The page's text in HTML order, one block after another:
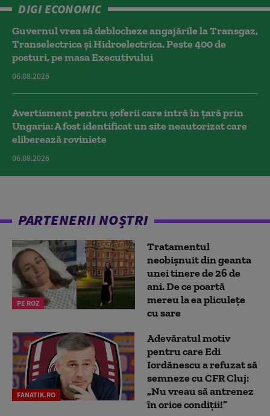
DIGI ECONOMIC
Guvernul vrea să deblocheze angajările la Transgaz,
Transelectrica și Hidroelectrica. Peste 400 de
posturi, pe masa Executivului
06.08.2026
Avertisment pentru șoferii care intră în țară prin
Ungaria: A fost identificat un site neautorizat care
eliberează roviniete
06.08.2026
PARTENERII NOȘTRI
PE ROZ
Tratamentul
neobișnuit din geanta
unei tinere de 26 de
ani. De ce poartă
mereu la ea pliculețe
cu sare
FANATIK.RO
Adevăratul motiv
pentru care Edi
Iordănescu a refuzat să
semneze cu CFR Cluj:
„Nu vreau să antrenez
în orice condiții!”